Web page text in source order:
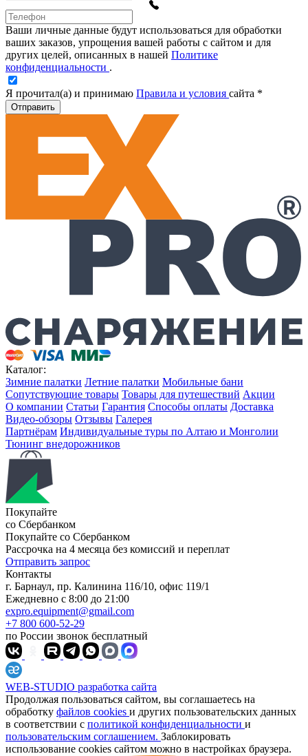
Ваши личные данные будут использоваться для обработки
ваших заказов, упрощения вашей работы с сайтом и для
других целей, описанных в нашей Политике
конфиденциальности .
Я прочитал(а) и принимаю Правила и условия сайта *
Отправить
Каталог:
Зимние палатки Летние палатки Мобильные бани
Сопутствующие товары Товары для путешествий Акции
О компании Статьи Гарантия Способы оплаты Доставка
Видео-обзоры Отзывы Галерея
Партнёрам Индивидуальные туры по Алтаю и Монголии
Тюнинг внедорожников
Покупайте
со Сбербанком
Покупайте со Сбербанком
Рассрочка на 4 месяца без комиссий и переплат
Отправить запрос
Контакты
г. Барнаул, пр. Калинина 116/10, офис 119/1
Ежедневно с 8:00 до 21:00
expro.equipment@gmail.com
+7 800 600-52-29
по России звонок бесплатный
WEB-STUDIO разработка сайта
Продолжая пользоваться сайтом, вы соглашаетесь на
обработку файлов cookies и других пользовательских данных
в соответствии с политикой конфиденциальности и
пользовательским соглашением. Заблокировать
использование cookies сайтом можно в настройках браузера.